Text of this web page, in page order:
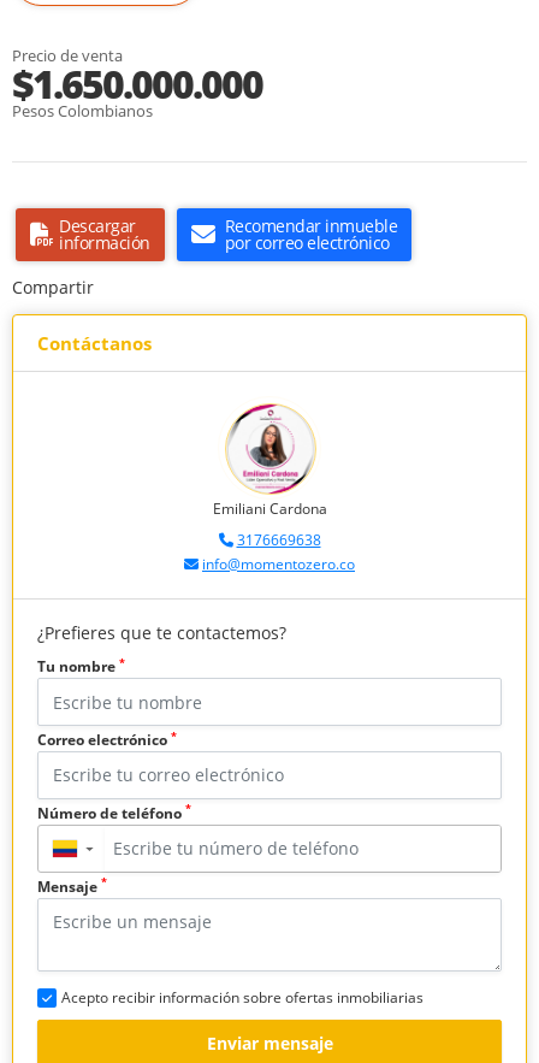
Precio de venta
$1.650.000.000
Pesos Colombianos
Descargar
información
Recomendar inmueble
por correo electrónico
Compartir
Contáctanos
Emiliani Cardona
3176669638
info@momentozero.co
¿Prefieres que te contactemos?
Tu nombre *
Correo electrónico *
Número de teléfono *
▼
Mensaje *
Acepto recibir información sobre ofertas inmobiliarias
Enviar mensaje